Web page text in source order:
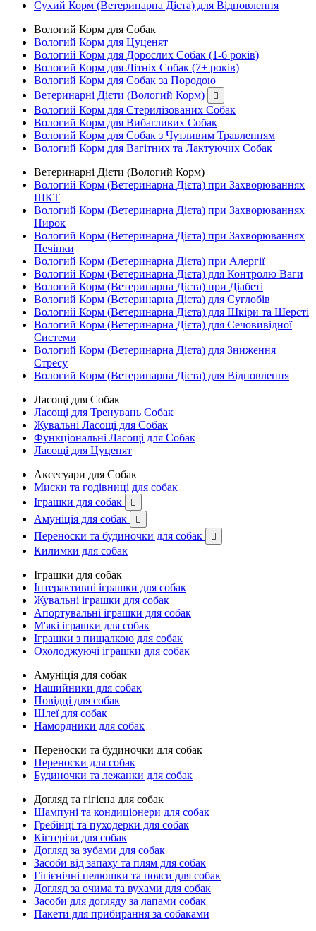
Сухий Корм (Ветеринарна Дієта) для Відновлення
Вологий Корм для Собак
Вологий Корм для Цуценят
Вологий Корм для Дорослих Собак (1-6 років)
Вологий Корм для Літніх Собак (7+ років)
Вологий Корм для Собак за Породою
Ветеринарні Дієти (Вологий Корм)

Вологий Корм для Стерилізованих Собак
Вологий Корм для Вибагливих Собак
Вологий Корм для Собак з Чутливим Травленням
Вологий Корм для Вагітних та Лактуючих Собак
Ветеринарні Дієти (Вологий Корм)
Вологий Корм (Ветеринарна Дієта) при Захворюваннях
ШКТ
Вологий Корм (Ветеринарна Дієта) при Захворюваннях
Нирок
Вологий Корм (Ветеринарна Дієта) при Захворюваннях
Печінки
Вологий Корм (Ветеринарна Дієта) при Алергії
Вологий Корм (Ветеринарна Дієта) для Контролю Ваги
Вологий Корм (Ветеринарна Дієта) при Діабеті
Вологий Корм (Ветеринарна Дієта) для Суглобів
Вологий Корм (Ветеринарна Дієта) для Шкіри та Шерсті
Вологий Корм (Ветеринарна Дієта) для Сечовивідної
Системи
Вологий Корм (Ветеринарна Дієта) для Зниження
Стресу
Вологий Корм (Ветеринарна Дієта) для Відновлення
Ласощі для Собак
Ласощі для Тренувань Собак
Жувальні Ласощі для Собак
Функціональні Ласощі для Собак
Ласощі для Цуценят
Аксесуари для Собак
Миски та годівниці для собак
Іграшки для собак

Амуніція для собак 
Переноски та будиночки для собак 
Килимки для собак
Іграшки для собак
Інтерактивні іграшки для собак
Жувальні іграшки для собак
Апортувальні іграшки для собак
М'які іграшки для собак
Іграшки з пищалкою для собак
Охолоджуючі іграшки для собак
Амуніція для собак
Нашийники для собак
Повідці для собак
Шлеї для собак
Намордники для собак
Переноски та будиночки для собак
Переноски для собак
Будиночки та лежанки для собак
Догляд та гігієна для собак
Шампуні та кондиціонери для собак
Гребінці та пуходерки для собак
Кігтерізи для собак
Догляд за зубами для собак
Засоби від запаху та плям для собак
Гігієнічні пелюшки та пояси для собак
Догляд за очима та вухами для собак
Засоби для догляду за лапами собак
Пакети для прибирання за собаками